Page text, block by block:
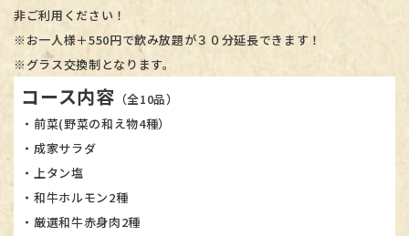
非ご利用ください！
※お一人様＋550円で飲み放題が３０分延長できます！
​​​​​​​※グラス交換制となります。
コース内容 （全10品）
・前菜(野菜の和え物4種）
・成家サラダ
・上タン塩
・和牛ホルモン2種
・厳選和牛赤身肉2種